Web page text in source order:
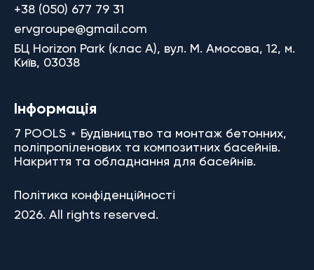
+38 (050) 677 79 31
ervgroupe@gmail.com
БЦ Horizon Park (клас A), вул. М. Амосова, 12, м.
Київ, 03038
Інформація
7 POOLS ⋆ Будівництво та монтаж бетонних,
поліпропіленових та композитних басейнів.
Накриття та обладнання для басейнів.
Політика конфіденційності
2026. All rights reserved.